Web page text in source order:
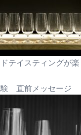
テイスティングが
験 直前メッセージ